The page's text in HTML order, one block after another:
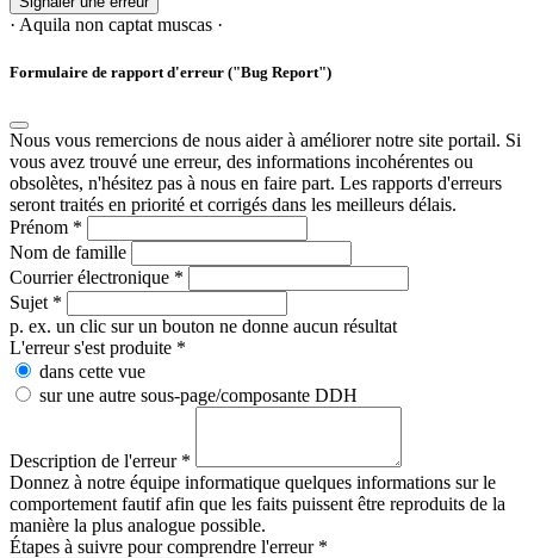
· Aquila non captat muscas ·
Formulaire de rapport d'erreur ("Bug Report")
Nous vous remercions de nous aider à améliorer notre site portail. Si
vous avez trouvé une erreur, des informations incohérentes ou
obsolètes, n'hésitez pas à nous en faire part. Les rapports d'erreurs
seront traités en priorité et corrigés dans les meilleurs délais.
Prénom *
Nom de famille
Courrier électronique *
Sujet *
p. ex. un clic sur un bouton ne donne aucun résultat
L'erreur s'est produite *
dans cette vue
sur une autre sous-page/composante DDH
Description de l'erreur *
Donnez à notre équipe informatique quelques informations sur le
comportement fautif afin que les faits puissent être reproduits de la
manière la plus analogue possible.
Étapes à suivre pour comprendre l'erreur *